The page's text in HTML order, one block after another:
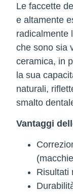
Le faccette
e altamente
radicalmente
che sono sia
ceramica, in
la sua
naturali,
smalto
Vantaggi
Risultati